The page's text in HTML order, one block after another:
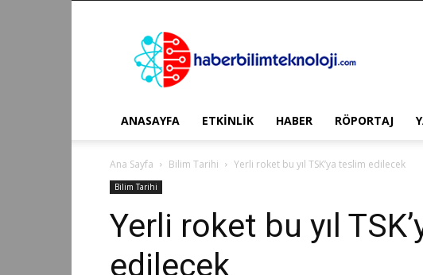
Haber
Bilim
Teknoloji
ANASAYFA ETKİNLİK HABER RÖPORTAJ
Ana Sayfa Bilim Tarihi Yerli roket bu yıl TSK’ya teslim edilecek
Bilim Tarihi
Yerli roket bu yıl
edilecek